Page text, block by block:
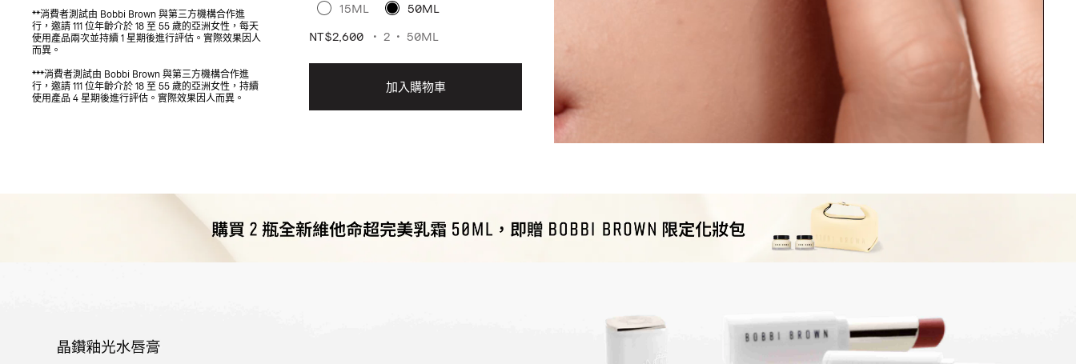
**消費者測試由 Bobbi Brown 與第三方機構合作進
行，邀請 111 位年齡介於 18 至 55 歲的亞洲女性，每天
使用產品兩次並持續 1 星期後進行評估。實際效果因人
而異。
***消費者測試由 Bobbi Brown 與第三方機構合作進
行，邀請 111 位年齡介於 18 至 55 歲的亞洲女性，持續
使用產品 4 星期後進行評估。實際效果因人而異。
15ML
50ML
NT$2,600
2 50ML
加入購物車